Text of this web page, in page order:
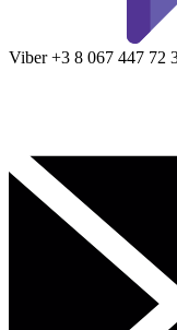
Viber +3 8 067 447 72